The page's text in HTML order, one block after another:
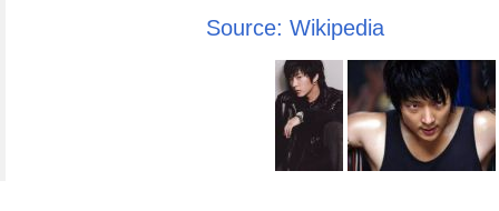
Source: Wikipedia